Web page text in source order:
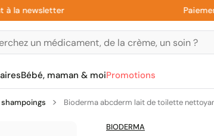
Paiement
Bébé, maman & moiPromotions
Bioderma abcderm lait de toilette
BIODERMA